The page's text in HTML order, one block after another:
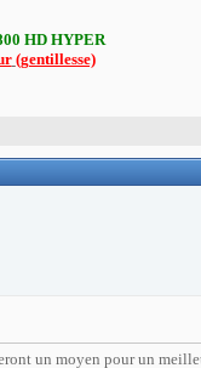
HD HYPER
(gentillesse)
un moyen pour un